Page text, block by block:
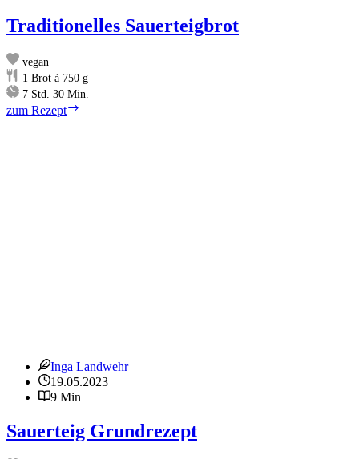
Traditionelles Sauerteigbrot
vegan
1 Brot à 750 g
7Stunden
Std. 30Minuten
Min.
zum Rezept
Inga Landwehr
19.05.2023
9 Min
Sauerteig Grundrezept